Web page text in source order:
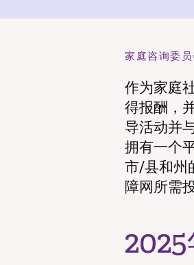
家庭咨询委员
作为家庭
得报酬，
导活动并
拥有一个
市/县和州
障网所需